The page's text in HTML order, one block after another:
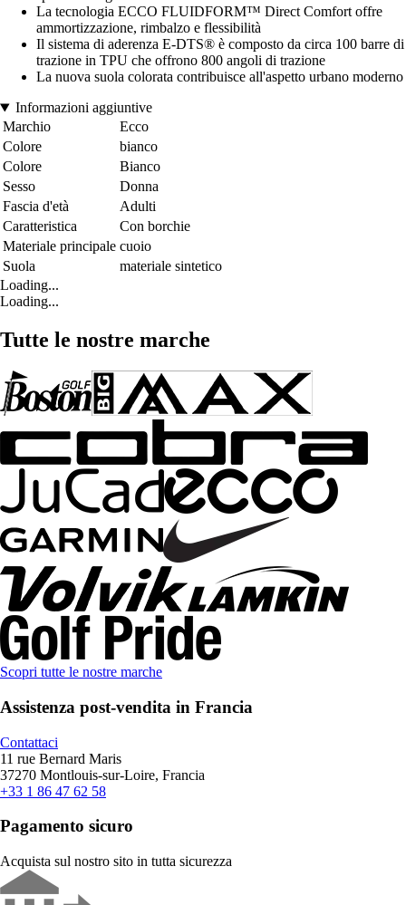
La tecnologia ECCO FLUIDFORM™ Direct Comfort offre
ammortizzazione, rimbalzo e flessibilità
Il sistema di aderenza E-DTS® è composto da circa 100 barre di
trazione in TPU che offrono 800 angoli di trazione
La nuova suola colorata contribuisce all'aspetto urbano moderno
Informazioni aggiuntive
Marchio
Ecco
Colore
bianco
Colore
Bianco
Sesso
Donna
Fascia d'età
Adulti
Caratteristica
Con borchie
Materiale principale cuoio
Suola
materiale sintetico
Loading...
Loading...
Tutte le nostre marche
Scopri tutte le nostre marche
Assistenza post-vendita in Francia
Contattaci
11 rue Bernard Maris
37270 Montlouis-sur-Loire, Francia
+33 1 86 47 62 58
Pagamento sicuro
Acquista sul nostro sito in tutta sicurezza